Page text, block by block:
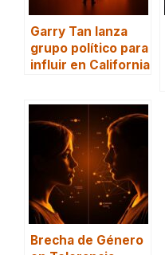
Garry Tan lanza
grupo político para
influir en California
Brecha de Género